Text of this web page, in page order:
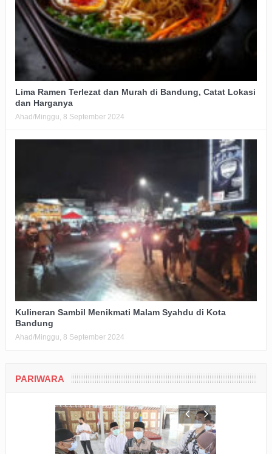
Lima Ramen Terlezat dan Murah di Bandung, Catat Lokasi
dan Harganya
Ahad/Minggu, 8 September 2024
Kulineran Sambil Menikmati Malam Syahdu di Kota
Bandung
Ahad/Minggu, 8 September 2024
PARIWARA